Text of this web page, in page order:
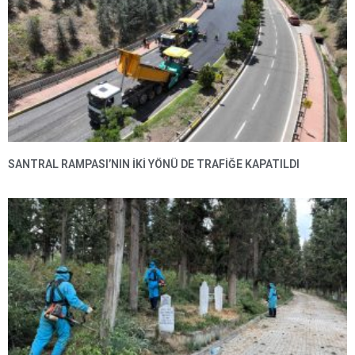
SANTRAL RAMPASI’NIN IKI YÖNÜ DE TRAFIĞE KAPATILDI